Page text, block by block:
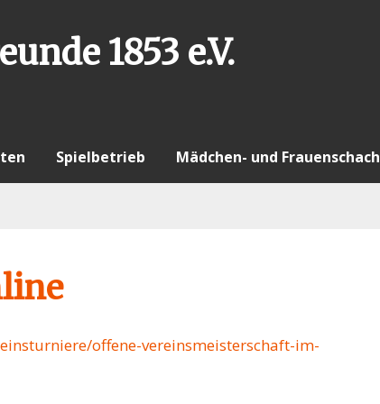
1853 e.V.
Spielbetrieb Mädchen- und Frauenschach
offene-vereinsmeisterschaft-im-